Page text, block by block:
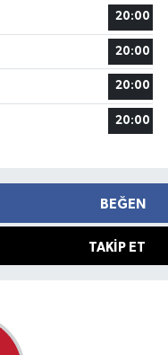
20:00
20:00
20:00
20:00
BEĞEN
TAKIP ET